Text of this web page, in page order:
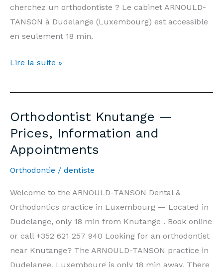
Practice
Luxembourg
cherchez un orthodontiste ? Le cabinet ARNOULD-
TANSON à Dudelange (Luxembourg) est accessible
en seulement 18 min.
Orthodontiste
—
Informations
et
Rendez-
Lire la suite »
Orthodontist Knutange —
Prices, Information and
Appointments
Orthodontie / dentiste
Welcome to the ARNOULD-TANSON Dental &
Orthodontics practice in Luxembourg — Located in
Dudelange, only 18 min from Knutange . Book online
or call +352 621 257 940 Looking for an orthodontist
near Knutange? The ARNOULD-TANSON practice in
Dudelange, Luxembourg is only 18 min away. There